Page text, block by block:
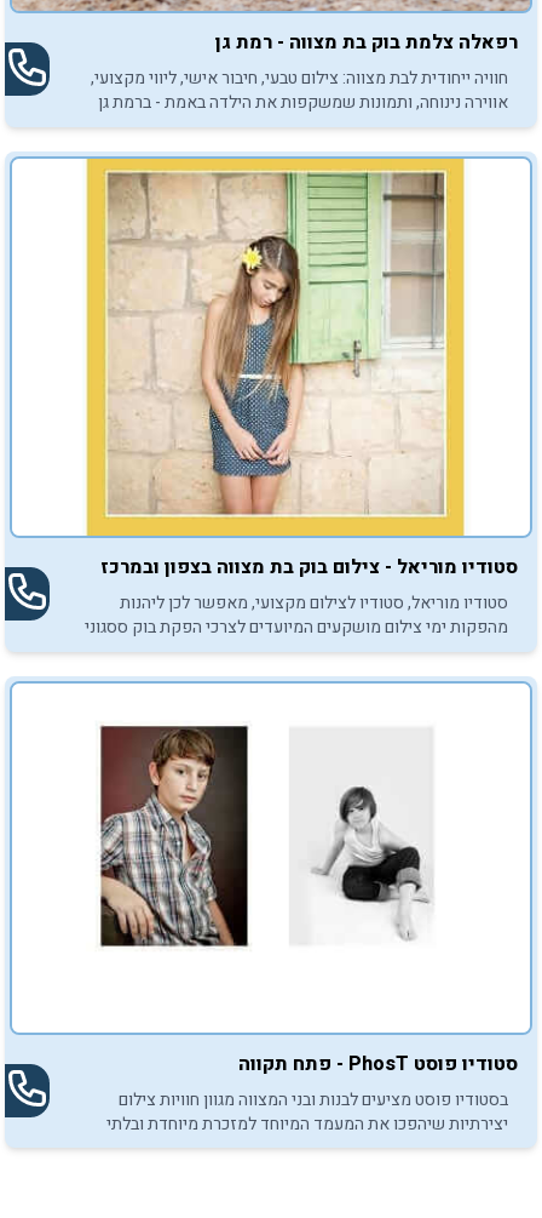
רפאלה צלמת בוק בת מצווה - רמת גן
חוויה ייחודית לבת מצווה: צילום טבעי, חיבור אישי, ליווי מקצועי,
אווירה נינוחה, ותמונות שמשקפות את הילדה באמת - ברמת גן
סטודיו מוריאל - צילום בוק בת מצווה בצפון ובמרכז
סטודיו מוריאל, סטודיו לצילום מקצועי, מאפשר לכן ליהנות
מהפקות ימי צילום מושקעים המיועדים לצרכי הפקת בוק ססגוני
לבת מצווה באזור הצפון ובמרכז.
סטודיו פוסט PhosT - פתח תקווה
בסטודיו פוסט מציעים לבנות ובני המצווה מגוון חוויות צילום
יצירתיות שיהפכו את המעמד המיוחד למזכרת מיוחדת ובלתי
נשכחת.